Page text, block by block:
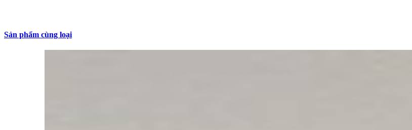
Sản phẩm cùng loại